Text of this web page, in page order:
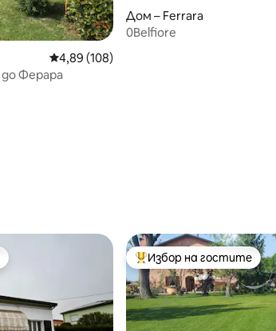
Средна оценка: 4,89 от 5, 108 отзива
4,89 (108)
Ферара
Дом – Ferrara
0Belfiore
Най-популярен избор
Избор на гостите